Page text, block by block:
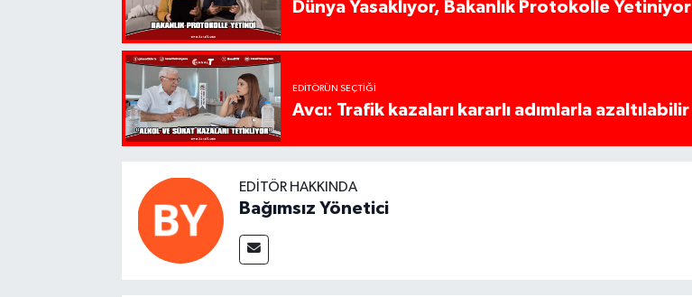
Dünya Yasaklıyor, Bakanlık Protokolle Yetiniyor
EDITÖRÜN SEÇTIĞI
Avcı: Trafik kazaları kararlı adımlarla azaltılabilir
EDITÖR HAKKINDA
Bağımsız Yönetici